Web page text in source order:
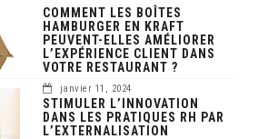
COMMENT LES BOÎTES
HAMBURGER EN KRAFT
PEUVENT-ELLES AMÉLIORER
L’EXPÉRIENCE CLIENT DANS
VOTRE RESTAURANT ?
janvier 11, 2024
STIMULER L’INNOVATION
DANS LES PRATIQUES RH PAR
L’EXTERNALISATION